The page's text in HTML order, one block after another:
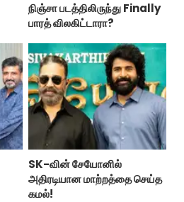
நிஞ்சா படத்திலிருந்து Finally
பாரத் விலகிட்டாரா?
SK-வின் சேயோனில்
அதிரடியான மாற்றத்தை செய்த
கமல்!